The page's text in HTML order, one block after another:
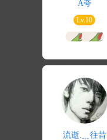
A夸
Lv.10
流逝.﹎往昔